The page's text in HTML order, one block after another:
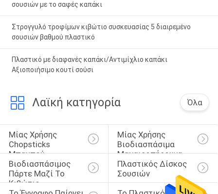
σουσιών με το σαφές καπάκι
Στρογγυλό τροφίμων κιβώτιο συσκευασίας 5 διαιρεμένο
σουσιών βαθμού πλαστικό
Πλαστικό με διαφανές καπάκι/Αντιμίχλιο καπάκι
Αξιοποιήσιμο κουτί σούσι
Λαϊκή κατηγορία Όλα
Μίας Χρήσης
Chopsticks
Μπαμπού
Μίας Χρήσης
Βιοδιασπάσιμα
Μαχαιροπήρουνα
Βιοδιασπάσιμος
Πάρτε Μαζί Το
Κιβώτιο
Πλαστικός Δίσκος
Σουσιών